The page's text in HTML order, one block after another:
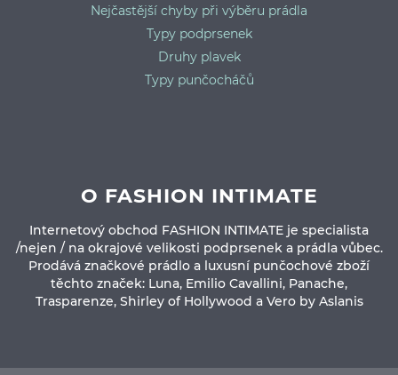
Nejčastější chyby při výběru prádla
Typy podprsenek
Druhy plavek
Typy punčocháčů
O FASHION INTIMATE
Internetový obchod FASHION INTIMATE je specialista
/nejen / na okrajové velikosti podprsenek a prádla vůbec.
Prodává značkové prádlo a luxusní punčochové zboží
těchto značek: Luna, Emilio Cavallini, Panache,
Trasparenze, Shirley of Hollywood a Vero by Aslanis